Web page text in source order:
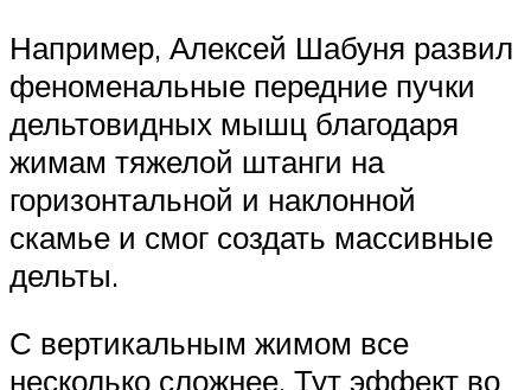
Например, Алексей Шабуня развил
феноменальные передние пучки
дельтовидных мышц благодаря
жимам тяжелой штанги на
горизонтальной и наклонной
скамье и смог создать массивные
дельты.
С вертикальным жимом все
несколько сложнее. Тут эффект во